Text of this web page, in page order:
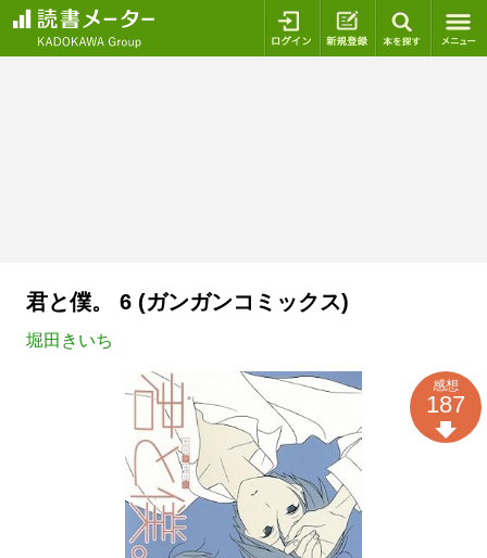
ログイン 新規登録
君と僕。 6 (ガンガンコミックス)
堀田きいち
感想
187